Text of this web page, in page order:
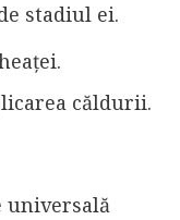
stadiul ei.
căldurii.
universală